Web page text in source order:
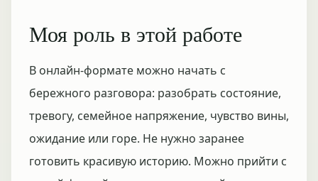
Моя роль в этой работе
В онлайн-формате можно начать с
бережного разговора: разобрать состояние,
тревогу, семейное напряжение, чувство вины,
ожидание или горе. Не нужно заранее
готовить красивую историю. Можно прийти с